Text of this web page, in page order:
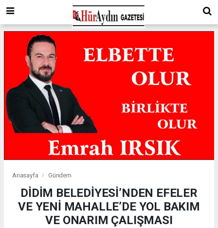
Anasayfa Gündem
DİDİM BELEDİYESİ’NDEN EFELER
VE YENİ MAHALLE’DE YOL BAKIM
VE ONARIM ÇALIŞMASI